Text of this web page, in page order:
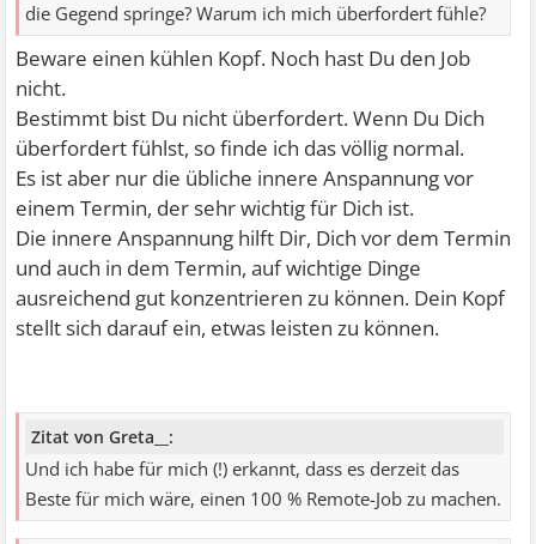
die Gegend springe? Warum ich mich überfordert fühle?
Beware einen kühlen Kopf. Noch hast Du den Job
nicht.
Bestimmt bist Du nicht überfordert. Wenn Du Dich
überfordert fühlst, so finde ich das völlig normal.
Es ist aber nur die übliche innere Anspannung vor
einem Termin, der sehr wichtig für Dich ist.
Die innere Anspannung hilft Dir, Dich vor dem Termin
und auch in dem Termin, auf wichtige Dinge
ausreichend gut konzentrieren zu können. Dein Kopf
stellt sich darauf ein, etwas leisten zu können.
Zitat von Greta__:
Und ich habe für mich (!) erkannt, dass es derzeit das
Beste für mich wäre, einen 100 % Remote-Job zu machen.